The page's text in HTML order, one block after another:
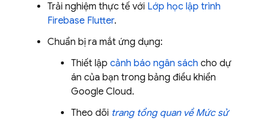
Trải nghiệm thực tế với Lớp học lập trình
Firebase Flutter.
Chuẩn bị ra mắt ứng dụng:
Thiết lập cảnh báo ngân sách cho dự
án của bạn trong bảng điều khiển
Google Cloud.
Theo dõi trang tổng quan về Mức sử